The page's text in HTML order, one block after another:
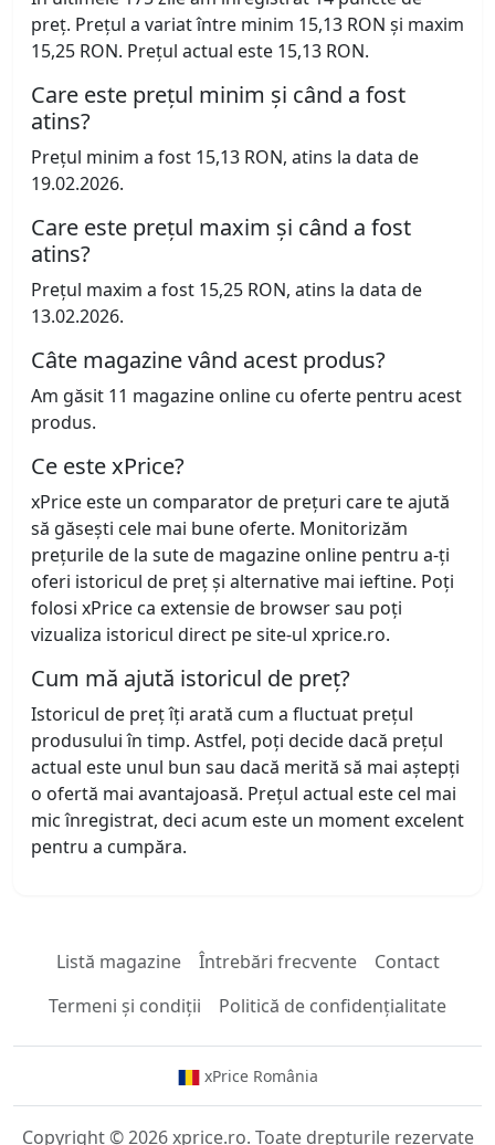
preț. Prețul a variat între minim 15,13 RON și maxim
15,25 RON. Prețul actual este 15,13 RON.
Care este prețul minim și când a fost
atins?
Prețul minim a fost 15,13 RON, atins la data de
19.02.2026.
Care este prețul maxim și când a fost
atins?
Prețul maxim a fost 15,25 RON, atins la data de
13.02.2026.
Câte magazine vând acest produs?
Am găsit 11 magazine online cu oferte pentru acest
produs.
Ce este xPrice?
xPrice este un comparator de prețuri care te ajută
să găsești cele mai bune oferte. Monitorizăm
prețurile de la sute de magazine online pentru a-ți
oferi istoricul de preț și alternative mai ieftine. Poți
folosi xPrice ca extensie de browser sau poți
vizualiza istoricul direct pe site-ul xprice.ro.
Cum mă ajută istoricul de preț?
Istoricul de preț îți arată cum a fluctuat prețul
produsului în timp. Astfel, poți decide dacă prețul
actual este unul bun sau dacă merită să mai aștepți
o ofertă mai avantajoasă. Prețul actual este cel mai
mic înregistrat, deci acum este un moment excelent
pentru a cumpăra.
Listă magazine Întrebări frecvente
Contact
Termeni și condiții
Politică de confidențialitate
xPrice România
Copyright © 2026 xprice.ro. Toate drepturile rezervate